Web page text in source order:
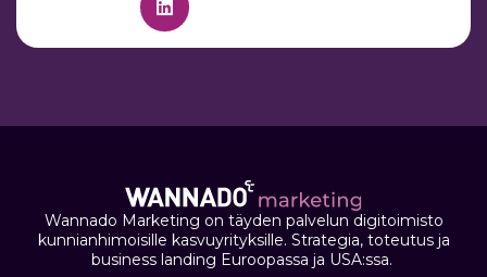
Wannado Marketing on täyden palvelun digitoimisto
kunnianhimoisille kasvuyrityksille. Strategia, toteutus ja
business landing Euroopassa ja USA:ssa.